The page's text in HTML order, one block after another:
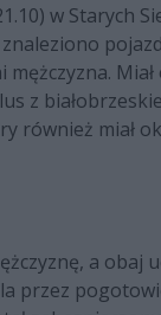
w Starych
z
również miał
a obaj